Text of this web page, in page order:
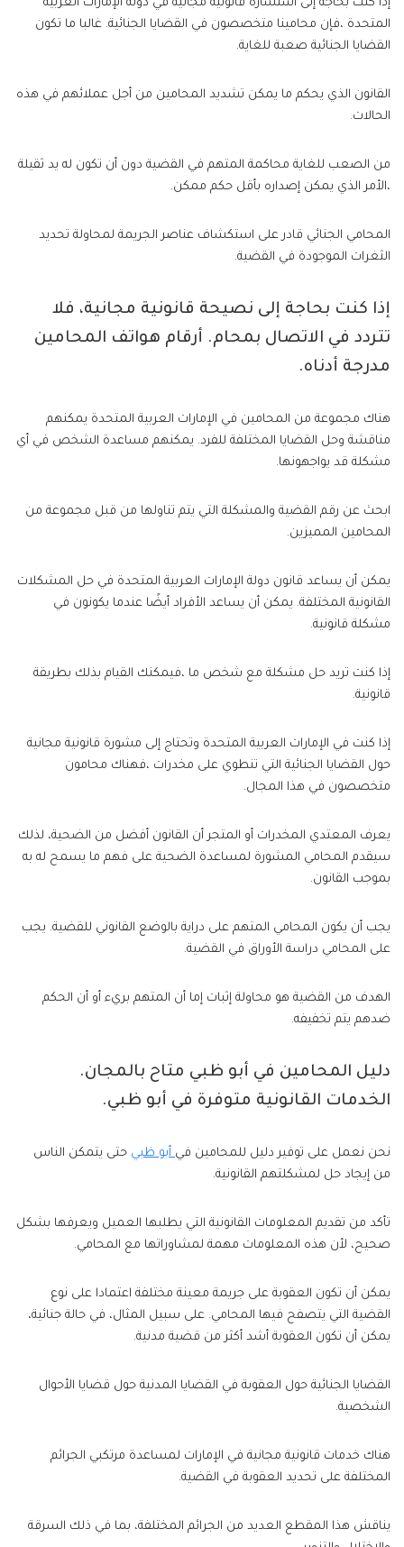
إذا كنت بحاجة إلى استشارة قانونية مجانية في دولة الإمارات العربية
المتحدة ،فإن محامينا متخصصون في القضايا الجنائية. غالبا ما تكون
القضايا الجنائية صعبة للغاية.
القانون الذي يحكم ما يمكن تشديد المحامين من أجل عملائهم في هذه
الحالات.
من الصعب للغاية محاكمة المتهم في القضية دون أن تكون له يد ثقيلة
،الأمر الذي يمكن إصداره بأقل حكم ممكن.
المحامي الجنائي قادر على استكشاف عناصر الجريمة لمحاولة تحديد
الثغرات الموجودة في القضية.
إذا كنت بحاجة إلى نصيحة قانونية مجانية، فلا
تتردد في الاتصال بمحام. أرقام هواتف المحامين
مدرجة أدناه.
هناك مجموعة من المحامين في الإمارات العربية المتحدة يمكنهم
مناقشة وحل القضايا المختلفة للفرد. يمكنهم مساعدة الشخص في أي
مشكلة قد يواجهونها.
ابحث عن رقم القضية والمشكلة التي يتم تناولها من قبل مجموعة من
المحامين المميزين.
يمكن أن يساعد قانون دولة الإمارات العربية المتحدة في حل المشكلات
القانونية المختلفة. يمكن أن يساعد الأفراد أيضًا عندما يكونون في
مشكلة قانونية.
إذا كنت تريد حل مشكلة مع شخص ما ،فيمكنك القيام بذلك بطريقة
قانونية.
إذا كنت في الإمارات العربية المتحدة وتحتاج إلى مشورة قانونية مجانية
حول القضايا الجنائية التي تنطوي على مخدرات ،فهناك محامون
متخصصون في هذا المجال.
يعرف المعتدي المخدرات أو المتجر أن القانون أفضل من الضحية، لذلك
سيقدم المحامي المشورة لمساعدة الضحية على فهم ما يسمح له به
بموجب القانون.
يجب أن يكون المحامي المتهم على دراية بالوضع القانوني للقضية. يجب
على المحامي دراسة الأوراق في القضية.
الهدف من القضية هو محاولة إثبات إما أن المتهم بريء أو أن الحكم
ضدهم يتم تخفيفه.
دليل المحامين في أبو ظبي متاح بالمجان.
الخدمات القانونية متوفرة في أبو ظبي.
نحن نعمل على توفير دليل للمحامين في أبو ظبي حتى يتمكن الناس
من إيجاد حل لمشكلتهم القانونية.
تأكد من تقديم المعلومات القانونية التي يطلبها العميل ويعرفها بشكل
صحيح، لأن هذه المعلومات مهمة لمشاوراتها مع المحامي.
يمكن أن تكون العقوبة على جريمة معينة مختلفة اعتمادا على نوع
القضية التي يتصفح فيها المحامي. على سبيل المثال، في حالة جنائية،
يمكن أن تكون العقوبة أشد أكثر من قضية مدنية.
القضايا الجنائية حول العقوبة في القضايا المدنية حول قضايا الأحوال
الشخصية.
هناك خدمات قانونية مجانية في الإمارات لمساعدة مرتكبي الجرائم
المختلفة على تحديد العقوبة في القضية.
يناقش هذا المقطع العديد من الجرائم المختلفة، بما في ذلك السرقة